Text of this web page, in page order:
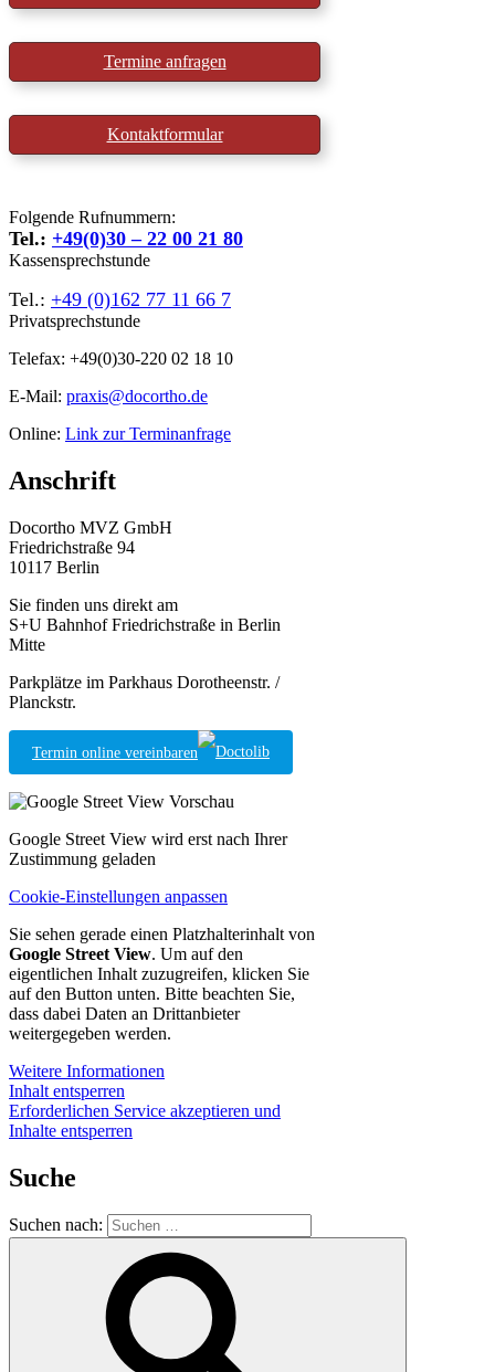
Termine anfragen
Kontaktformular
Folgende Rufnummern:
Tel.: +49(0)30 – 22 00 21 80
Kassensprechstunde
Tel.: +49 (0)162 77 11 66 7
Privatsprechstunde
Telefax: +49(0)30-220 02 18 10
E-Mail: praxis@docortho.de
Online: Link zur Terminanfrage
Anschrift
Docortho MVZ GmbH
Friedrichstraße 94
10117 Berlin
Sie finden uns direkt am
S+U Bahnhof Friedrichstraße in Berlin
Mitte
Parkplätze im Parkhaus Dorotheenstr. /
Planckstr.
Termin online vereinbaren
Google Street View wird erst nach Ihrer
Zustimmung geladen
Cookie-Einstellungen anpassen
Sie sehen gerade einen Platzhalterinhalt von
Google Street View. Um auf den
eigentlichen Inhalt zuzugreifen, klicken Sie
auf den Button unten. Bitte beachten Sie,
dass dabei Daten an Drittanbieter
weitergegeben werden.
Weitere Informationen
Inhalt entsperren
Erforderlichen Service akzeptieren und
Inhalte entsperren
Suche
Suchen nach: